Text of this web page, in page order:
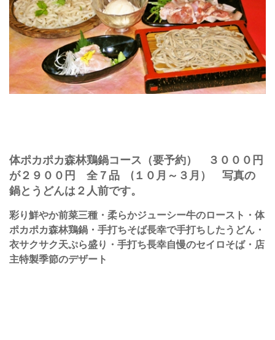
体ポカポカ森林鶏鍋コース（要予約） ３０００円
が２９００円 全７品 (１０月～３月） 写真の
鍋とうどんは２人前です。
彩り鮮やか前菜三種・柔らかジューシー牛のロースト・体
ポカポカ森林鶏鍋・手打ちそば長幸で手打ちしたうどん・
衣サクサク天ぷら盛り・手打ち長幸自慢のセイロそば・店
主特製季節のデザート